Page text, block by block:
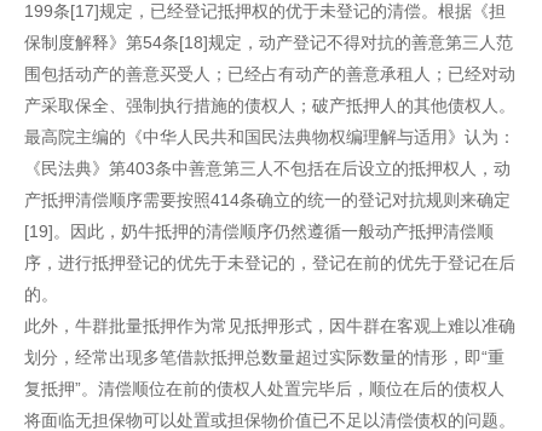
199条[17]规定，已经登记抵押权的优于未登记的清偿。根据《担
保制度解释》第54条[18]规定，动产登记不得对抗的善意第三人范
围包括动产的善意买受人；已经占有动产的善意承租人；已经对动
产采取保全、强制执行措施的债权人；破产抵押人的其他债权人。
最高院主编的《中华人民共和国民法典物权编理解与适用》认为：
《民法典》第403条中善意第三人不包括在后设立的抵押权人，动
产抵押清偿顺序需要按照414条确立的统一的登记对抗规则来确定
[19]。因此，奶牛抵押的清偿顺序仍然遵循一般动产抵押清偿顺
序，进行抵押登记的优先于未登记的，登记在前的优先于登记在后
的。
此外，牛群批量抵押作为常见抵押形式，因牛群在客观上难以准确
划分，经常出现多笔借款抵押总数量超过实际数量的情形，即“重
复抵押”。清偿顺位在前的债权人处置完毕后，顺位在后的债权人
将面临无担保物可以处置或担保物价值已不足以清偿债权的问题。